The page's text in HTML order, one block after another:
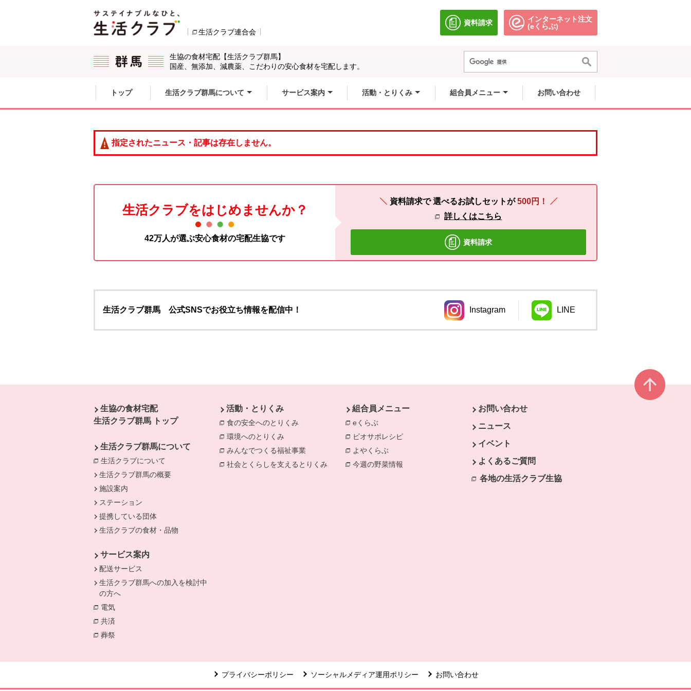
生活クラブ連合会
資料請求
別のウィンドウで開きます。
インターネット注文
(eくらぶ)別のウィンドウで開きます。
生協の食材宅配【生活クラブ群馬】
国産、無添加、減農薬、こだわりの安心食材を宅配します。
ここからサイト内共通メニューです。
サイト内共通メニューをスキップする
トップ 生活クラブ群馬について サービス案内 活動・とりくみ 組合員メニュー お問い合わせ
指定されたニュース・記事は存在しません。
生活クラブをはじめませんか？
42万人が選ぶ安心食材の宅配生協です
資料請求で選べるお試しセットが500円！
詳しくはこちら
資料請求
生活クラブ群馬 公式SNSでお役立ち情報を配信中！ Instagram
別のウィンドウで開きます。
LINE
別のウィンドウで開きます。
生協の食材宅配
生活クラブ群馬 トップ
生活クラブ群馬について
生活クラブについて
生活クラブ群馬の概要
施設案内
ステーション
提携している団体
生活クラブの食材・品物
サービス案内
配送サービス
生活クラブ群馬への加入を検討中
の方へ
電気
共済
葬祭
活動・とりくみ
食の安全へのとりくみ 別のウィンドウで開きます。
環境へのとりくみ 別のウィンドウで開きます。
みんなでつくる福祉事業 別のウィンドウで開きます。
社会とくらしを支えるとりくみ 別のウィンドウで開きます。
組合員メニュー
eくらぶ
ビオサポレシピ
よやくらぶ 別のウィンドウで開きます。
今週の野菜情報 別のウィンドウで開きます。
お問い合わせ
ニュース
イベント
よくあるご質問
各地の生活クラブ生協
プライバシーポリシー ソーシャルメディア運用ポリシー お問い合わせ